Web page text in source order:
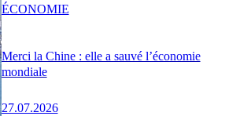
Merci la Chine : elle a sauvé l’économie
mondiale
27.07.2026
ÉCONOMIE